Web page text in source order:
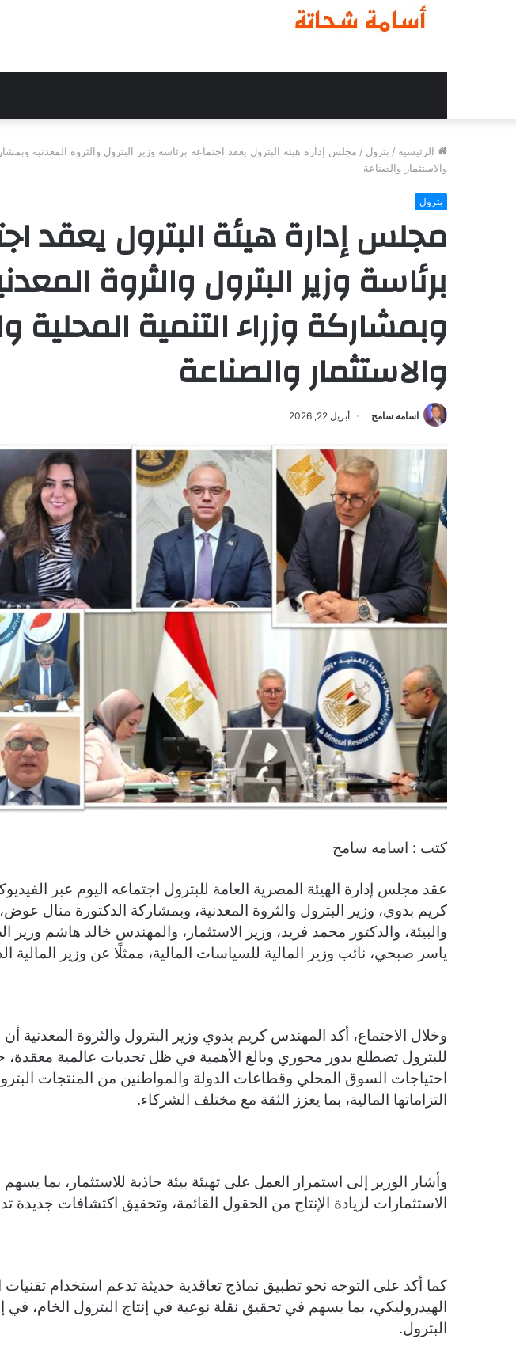
الرئيسية / بترول / مجلس إدارة هيئة البترول يعقد اجتماعه برئاسة وزير البترول والثروة المعدنية
والاستثمار والصناعة
بترول
مجلس إدارة هيئة البترول يعقد
برئاسة وزير البترول والثروة
وبمشاركة وزراء التنمية المحلية
والاستثمار والصناعة
اسامه سامح أبريل 22, 2026
كتب : اسامه سامح
عقد مجلس إدارة الهيئة المصرية العامة للبترول اجتماعه اليوم عبر
كريم بدوي، وزير البترول والثروة المعدنية، وبمشاركة الدكتورة منال عوض،
والبيئة، والدكتور محمد فريد، وزير الاستثمار، والمهندس خالد هاشم وزير
ياسر صبحي، نائب وزير المالية للسياسات المالية، ممثلًا عن وزير المالية
وخلال الاجتماع، أكد المهندس كريم بدوي وزير البترول والثروة المعدنية أن
للبترول تضطلع بدور محوري وبالغ الأهمية في ظل تحديات عالمية
احتياجات السوق المحلي وقطاعات الدولة والمواطنين من المنتجات
التزاماتها المالية، بما يعزز الثقة مع مختلف الشركاء.
وأشار الوزير إلى استمرار العمل على تهيئة بيئة جاذبة للاستثمار، بما
الاستثمارات لزيادة الإنتاج من الحقول القائمة، وتحقيق اكتشافات جديدة
كما أكد على التوجه نحو تطبيق نماذج تعاقدية حديثة تدعم استخدام تقنيات
الهيدروليكي، بما يسهم في تحقيق نقلة نوعية في إنتاج البترول الخام،
البترول.